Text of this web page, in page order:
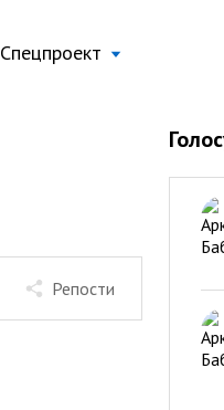
Спецпроект
Репости